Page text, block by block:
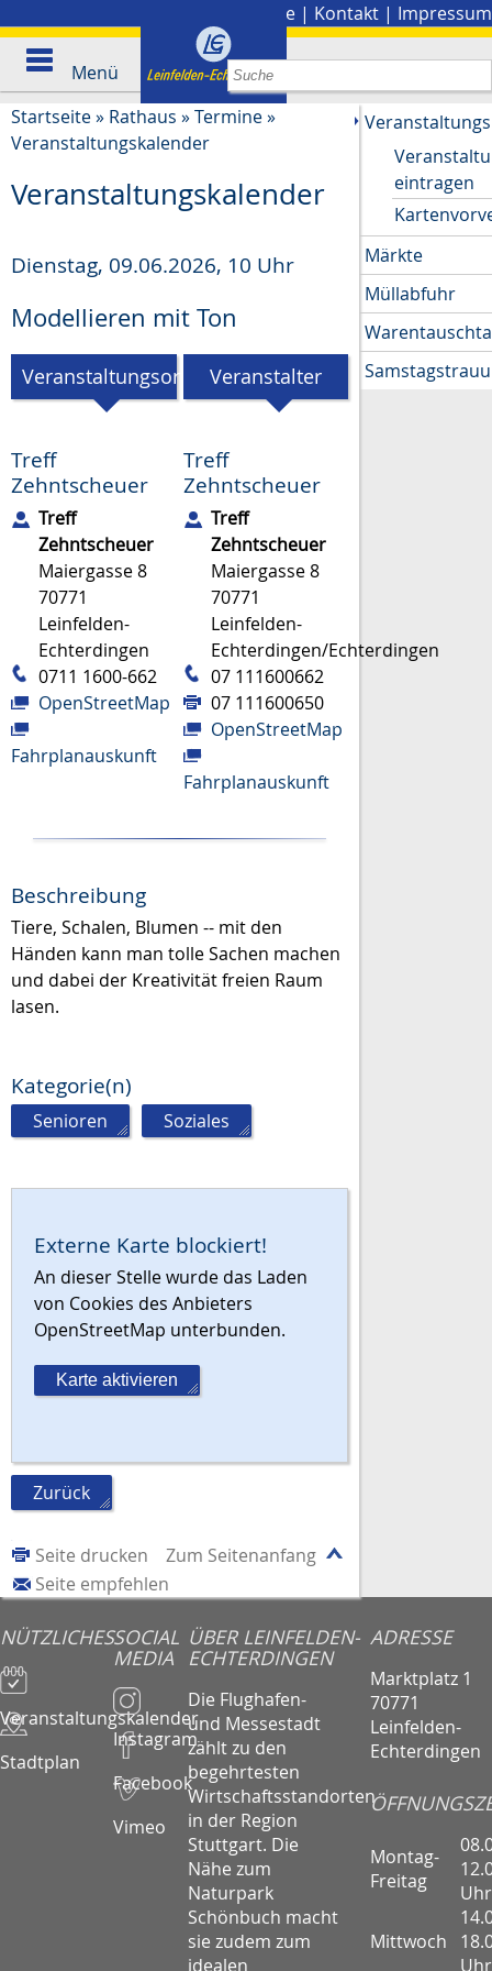
Presse | Kontakt | Impressum
Menü
Startseite» Rathaus »Termine»
Veranstaltungskalender
Veranstaltungskalender
Dienstag, 09.06.2026, 10 Uhr
Modellieren mit Ton
Veranstaltungsort
Treff
Zehntscheuer
Treff
Zehntscheuer
Maiergasse 8
70771
Leinfelden-
Echterdingen
0711 1600-662
OpenStreetMap
Fahrplanauskunft
Veranstalter
Treff
Zehntscheuer
Treff
Zehntscheuer
Maiergasse 8
70771
Leinfelden-
Echterdingen/Echterdingen
07 111600662
07 111600650
OpenStreetMap
Fahrplanauskunft
Beschreibung
Tiere, Schalen, Blumen -- mit den
Händen kann man tolle Sachen machen
und dabei der Kreativität freien Raum
lasen.
Kategorie(n)
Senioren Soziales
Externe Karte blockiert!
An dieser Stelle wurde das Laden
von Cookies des Anbieters
OpenStreetMap unterbunden.
Karte aktivieren
Zurück
Zum Seitenanfang
Seite drucken
Seite empfehlen
eintragen
Märkte
Müllabfuhr
NÜTZLICHES
Veranstaltungskalender
Stadtplan
SOCIAL
MEDIA
Instagram
Facebook
Vimeo
ÜBER LEINFELDEN-
ECHTERDINGEN
Die Flughafen-
und Messestadt
zählt zu den
begehrtesten
Wirtschaftsstandorten
in der Region
Stuttgart. Die
Nähe zum
Naturpark
Schönbuch macht
sie zudem zum
idealen
ADRESSE
Marktplatz 1
70771
Leinfelden-
Echterdingen
Montag-
Freitag
Uhr
Mittwoch
Uhr